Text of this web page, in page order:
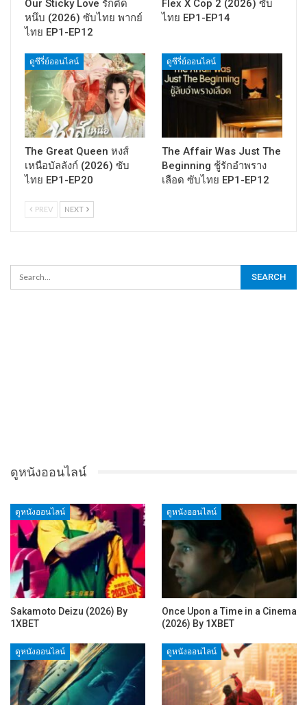
Our Sticky Love รักติด
หนึบ (2026) ซับไทย พากย์
ไทย EP1-EP12
Flex X Cop 2 (2026) ซับ
ไทย EP1-EP14
ดูซีรี่ย์ออนไลน์
The Great Queen หงส์
เหนือบัลลังก์ (2026) ซับ
ไทย EP1-EP20
ดูซีรี่ย์ออนไลน์
The Affair Was Just The
Beginning ชู้รักอำพราง
เลือด ซับไทย EP1-EP12
PREV NEXT
ดูหนังออนไลน์
ดูหนังออนไลน์
Sakamoto Deizu (2026) By
1XBET
ดูหนังออนไลน์
Once Upon a Time in a Cinema
(2026) By 1XBET
ดูหนังออนไลน์ ดูหนังออนไลน์